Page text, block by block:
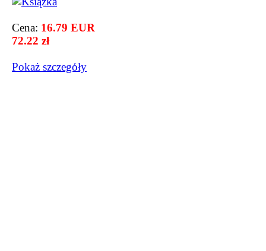
Cena: 16.79 EUR
72.22 zł
Pokaż szczegόły